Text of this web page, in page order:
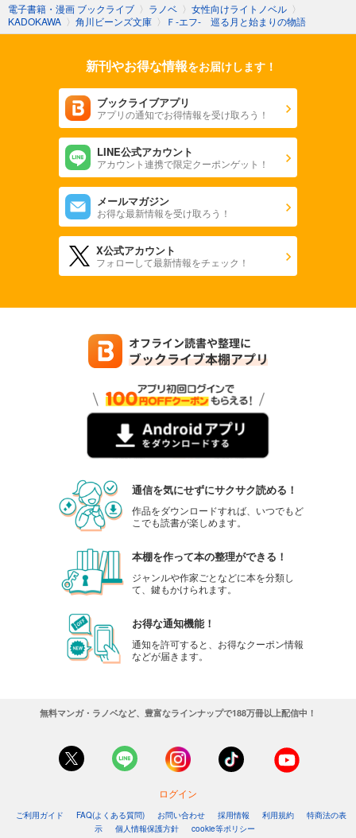
電子書籍・漫画 ブックライブ 〉 ラノベ 〉 女性向けライトノベル 〉
KADOKAWA 〉 角川ビーンズ文庫 〉 Ｆ‐エフ‐ 巡る月と始まりの物語
新刊やお得な情報をお届けします！
ブックライブアプリ
アプリの通知でお得情報を受け取ろう！
LINE公式アカウント
アカウント連携で限定クーポンゲット！
メールマガジン
お得な最新情報を受け取ろう！
X公式アカウント
フォローして最新情報をチェック！
通信を気にせずにサクサク読める！
作品をダウンロードすれば、いつでもど
こでも読書が楽しめます。
本棚を作って本の整理ができる！
ジャンルや作家ごとなどに本を分類し
て、鍵もかけられます。
お得な通知機能！
通知を許可すると、お得なクーポン情報
などが届きます。
無料マンガ・ラノベなど、豊富なラインナップで188万冊以上配信中！
ログイン
ご利用ガイド FAQ(よくある質問) お問い合わせ 採用情報 利用規約
特商法の表
示
個人情報保護方針 cookie等ポリシー